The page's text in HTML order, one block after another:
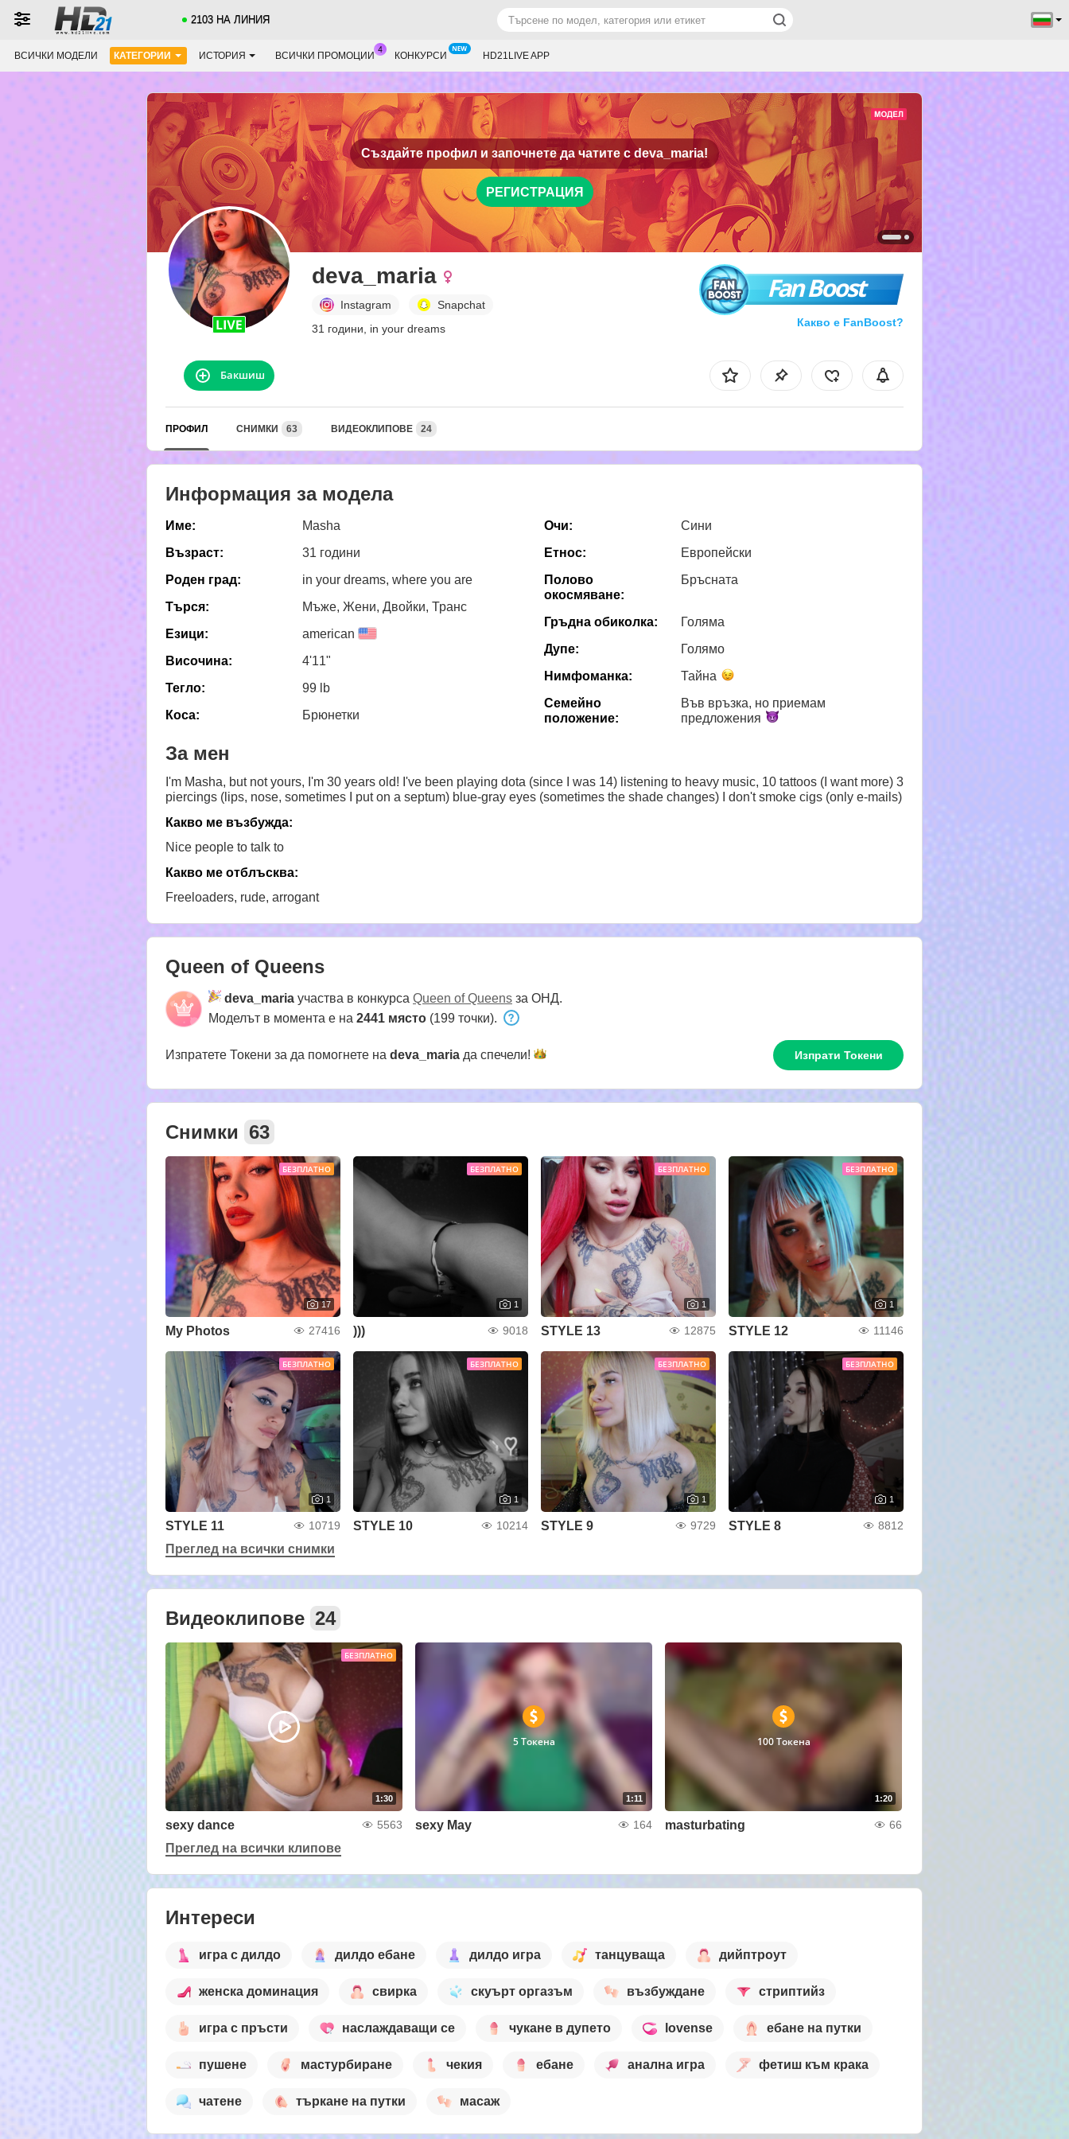
2103 НА ЛИНИЯ
ВСИЧКИ МОДЕЛИ КАТЕГОРИИ ИСТОРИЯ ВСИЧКИ ПРОМОЦИИ КОНКУРСИ HD21LIVE APP
Създайте профил и започнете да чатите с deva_maria!
РЕГИСТРАЦИЯ
deva_maria
Instagram
Snapchat
31 години, in your dreams
Fan Boost
Какво е FanBoost?
Бакшиш
ПРОФИЛ СНИМКИ 63 ВИДЕОКЛИПОВЕ 24
Информация за модела
Име:
Masha
Възраст:
31 години
Роден град:
in your dreams, where you are
Търся:
Мъже, Жени, Двойки, Транс
Езици:
american
Височина:
4'11"
Тегло:
99 lb
Коса:
Брюнетки
Очи:
Сини
Етнос:
Европейски
Полово
окосмяване:
Бръсната
Гръдна обиколка:
Голяма
Дупе:
Голямо
Нимфоманка:
Тайна
Семейно
положение:
Във връзка, но приемам
предложения
За мен
I'm Masha, but not yours, I'm 30 years old! I've been playing dota (since I was 14) listening to heavy music, 10 tattoos (I want more) 3
piercings (lips, nose, sometimes I put on a septum) blue-gray eyes (sometimes the shade changes) I don't smoke cigs (only e-mails)
Какво ме възбужда:
Nice people to talk to
Какво ме отблъсква:
Freeloaders, rude, arrogant
Queen of Queens
deva_maria участва в конкурса Queen of Queens за ОНД.
Моделът в момента е на 2441 място (199 точки).
Изпратете Токени за да помогнете на deva_maria да спечели! Изпрати Токени
Снимки 63
БЕЗПЛАТНО
17
My Photos 27416
БЕЗПЛАТНО
1
))) 9018
БЕЗПЛАТНО
1
STYLE 13 12875
БЕЗПЛАТНО
1
STYLE 12 11146
БЕЗПЛАТНО
1
STYLE 11 10719
БЕЗПЛАТНО
1
STYLE 10 10214
БЕЗПЛАТНО
1
STYLE 9 9729
БЕЗПЛАТНО
1
STYLE 8 8812
Преглед на всички снимки
Видеоклипове 24
БЕЗПЛАТНО
1:30
sexy dance 5563
1:11
5 Токена
sexy May 164
1:20
100 Токена
masturbating 66
Преглед на всички клипове
Интереси
игра с дилдо дилдо ебане дилдо игра танцуваща дийптроут
женска доминация свирка скуърт оргазъм възбуждане стриптийз
игра с пръсти наслаждаващи се чукане в дупето lovense ебане на путки
пушене мастурбиране чекия ебане анална игра фетиш към крака
чатене търкане на путки масаж